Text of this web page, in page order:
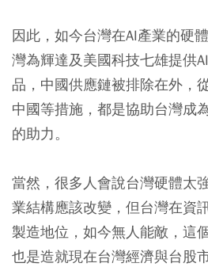
因此，如今台灣在AI產業的硬
灣為輝達及美國科技七雄提供
品，中國供應鏈被排除在外，
中國等措施，都是協助台灣成
的助力。
當然，很多人會說台灣硬體太
業結構應該改變，但台灣在資
製造地位，如今無人能敵，這
也是造就現在台灣經濟與台股